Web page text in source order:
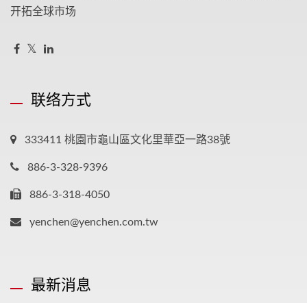
开拓全球市场
联络方式
333411 桃園市龜山區文化里華亞一路38號
886-3-328-9396
886-3-318-4050
yenchen@yenchen.com.tw
最新消息